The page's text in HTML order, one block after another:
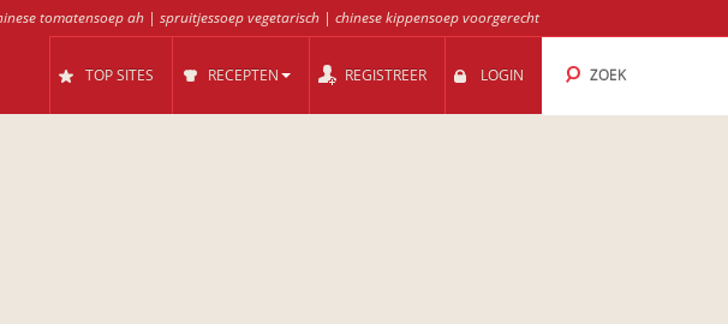
tomatensoep ah| spruitjessoep vegetarisch| chinese kippensoep voorgerecht
TOP SITES RECEPTEN REGISTREER LOGIN ZOEK